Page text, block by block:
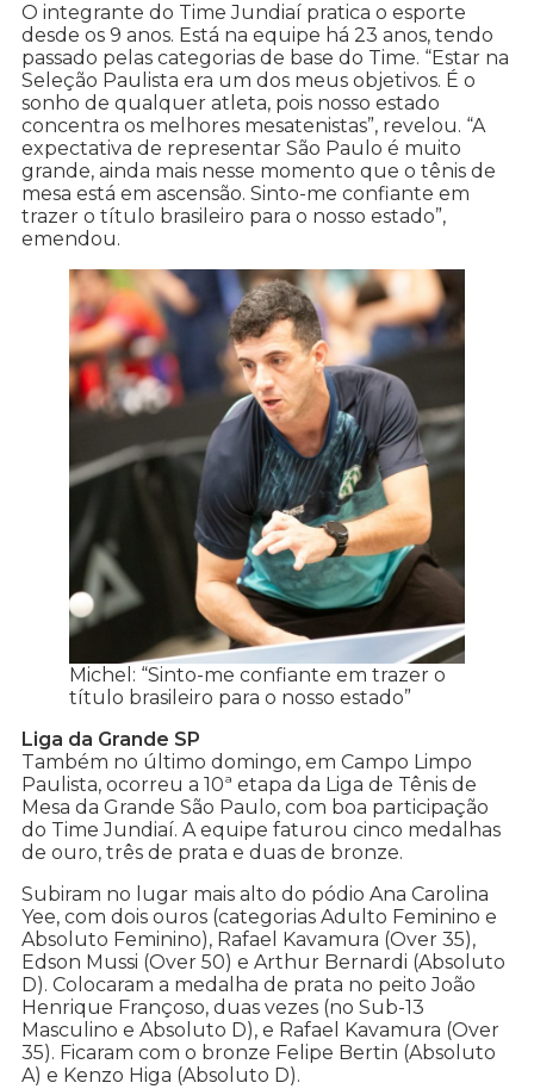
O integrante do Time Jundiaí pratica o esporte
desde os 9 anos. Está na equipe há 23 anos, tendo
passado pelas categorias de base do Time. “Estar na
Seleção Paulista era um dos meus objetivos. É o
sonho de qualquer atleta, pois nosso estado
concentra os melhores mesatenistas”, revelou. “A
expectativa de representar São Paulo é muito
grande, ainda mais nesse momento que o tênis de
mesa está em ascensão. Sinto-me confiante em
trazer o título brasileiro para o nosso estado”,
emendou.
Michel: “Sinto-me confiante em trazer o
título brasileiro para o nosso estado”
Liga da Grande SP
Também no último domingo, em Campo Limpo
Paulista, ocorreu a 10ª etapa da Liga de Tênis de
Mesa da Grande São Paulo, com boa participação
do Time Jundiaí. A equipe faturou cinco medalhas
de ouro, três de prata e duas de bronze.
Subiram no lugar mais alto do pódio Ana Carolina
Yee, com dois ouros (categorias Adulto Feminino e
Absoluto Feminino), Rafael Kavamura (Over 35),
Edson Mussi (Over 50) e Arthur Bernardi (Absoluto
D). Colocaram a medalha de prata no peito João
Henrique Françoso, duas vezes (no Sub-13
Masculino e Absoluto D), e Rafael Kavamura (Over
35). Ficaram com o bronze Felipe Bertin (Absoluto
A) e Kenzo Higa (Absoluto D).